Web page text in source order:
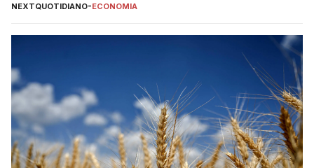
NEXTQUOTIDIANO-ECONOMIA